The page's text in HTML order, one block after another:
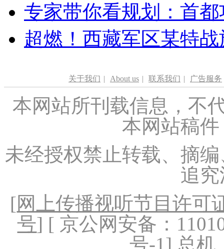
专家带你看规划：首
超燃！西藏军区某特
关于我们 | About us | 联系我们 | 广告服务
本网站所刊载信息，不
本网站稿
未经授权禁止转载、摘
追
[网上传播视听节目许可
号] [ 京公网安备：
号-1] 总机